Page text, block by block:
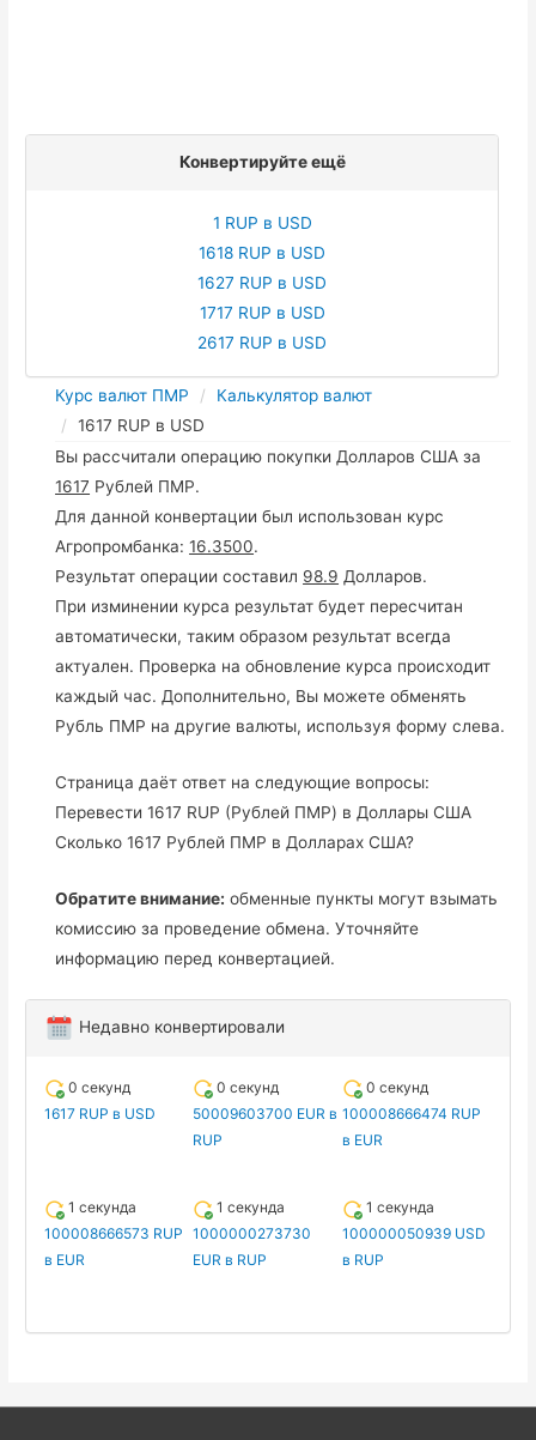
Конвертируйте ещё
1 RUP в USD
1618 RUP в USD
1627 RUP в USD
1717 RUP в USD
2617 RUP в USD
Курс валют ПМР
Калькулятор валют
1617 RUP в USD
Вы рассчитали операцию покупки Долларов США за
1617 Рублей ПМР.
Для данной конвертации был использован курс
Агропромбанка:16.3500.
Результат операции составил 98.9 Долларов.
При изминении курса результат будет пересчитан
автоматически, таким образом результат всегда
актуален. Проверка на обновление курса происходит
каждый час. Дополнительно, Вы можете обменять
Рубль ПМР на другие валюты, используя форму слева.
Страница даёт ответ на следующие вопросы:
Перевести 1617 RUP (Рублей ПМР) в Доллары США
Сколько 1617 Рублей ПМР в Долларах США?
Обратите внимание: обменные пункты могут взымать
комиссию за проведение обмена. Уточняйте
информацию перед конвертацией.
Недавно конвертировали
0 секунд
1617 RUP в USD
0 секунд
50009603700 EUR в
RUP
0 секунд
100008666474 RUP
в EUR
1 секунда
100008666573 RUP
в EUR
1 секунда
1000000273730
EUR в RUP
1 секунда
100000050939 USD
в RUP